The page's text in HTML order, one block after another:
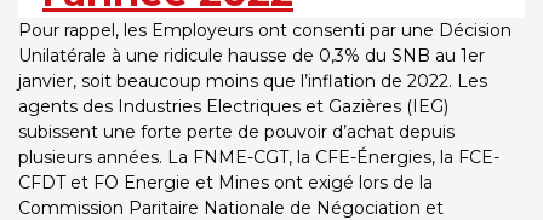
Pour rappel, les Employeurs ont consenti par une Décision
Unilatérale à une ridicule hausse de 0,3% du SNB au 1er
janvier, soit beaucoup moins que l’inflation de 2022. Les
agents des Industries Electriques et Gazières (IEG)
subissent une forte perte de pouvoir d’achat depuis
plusieurs années. La FNME-CGT, la CFE-Énergies, la FCE-
CFDT et FO Energie et Mines ont exigé lors de la
Commission Paritaire Nationale de Négociation et